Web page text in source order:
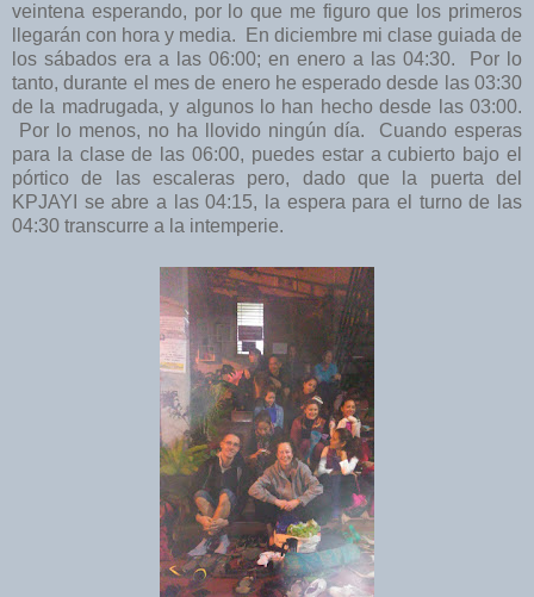
veintena esperando, por lo que me figuro que los primeros
llegarán con hora y media. En diciembre mi clase guiada de
los sábados era a las 06:00; en enero a las 04:30. Por lo
tanto, durante el mes de enero he esperado desde las 03:30
de la madrugada, y algunos lo han hecho desde las 03:00.
Por lo menos, no ha llovido ningún día. Cuando esperas
para la clase de las 06:00, puedes estar a cubierto bajo el
pórtico de las escaleras pero, dado que la puerta del
KPJAYI se abre a las 04:15, la espera para el turno de las
04:30 transcurre a la intemperie.